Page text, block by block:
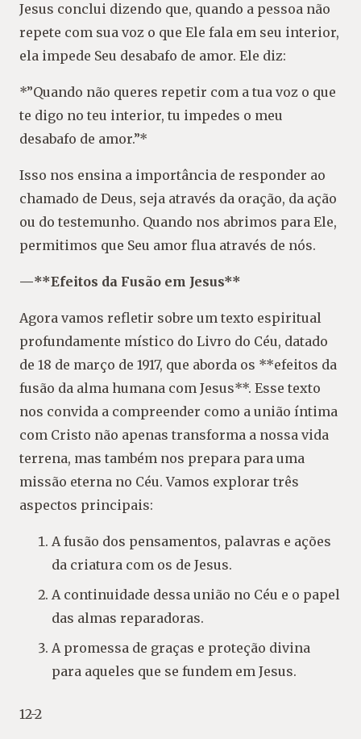
Jesus conclui dizendo que, quando a pessoa não
repete com sua voz o que Ele fala em seu interior,
ela impede Seu desabafo de amor. Ele diz:
*”Quando não queres repetir com a tua voz o que
te digo no teu interior, tu impedes o meu
desabafo de amor.”*
Isso nos ensina a importância de responder ao
chamado de Deus, seja através da oração, da ação
ou do testemunho. Quando nos abrimos para Ele,
permitimos que Seu amor flua através de nós.
—**Efeitos da Fusão em Jesus**
Agora vamos refletir sobre um texto espiritual
profundamente místico do Livro do Céu, datado
de 18 de março de 1917, que aborda os **efeitos da
fusão da alma humana com Jesus**. Esse texto
nos convida a compreender como a união íntima
com Cristo não apenas transforma a nossa vida
terrena, mas também nos prepara para uma
missão eterna no Céu. Vamos explorar três
aspectos principais:
A fusão dos pensamentos, palavras e ações
da criatura com os de Jesus.
A continuidade dessa união no Céu e o papel
das almas reparadoras.
A promessa de graças e proteção divina
para aqueles que se fundem em Jesus.
12-2